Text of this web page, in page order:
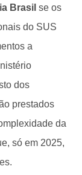
Brasil se os
do SUS
a
dos
prestados
da
só em 2025,